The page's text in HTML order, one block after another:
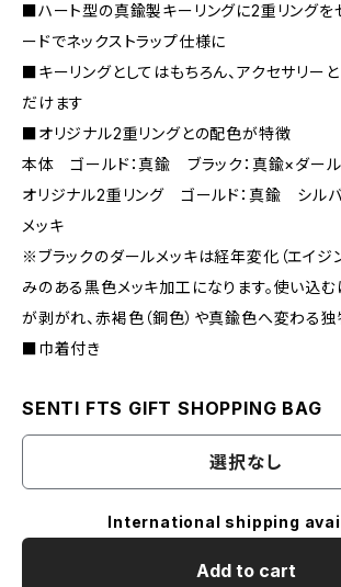
■ハート型の真鍮製キーリングに2重リングを
ードでネックストラップ仕様に
■キーリングとしてはもちろん、アクセサリー
だけます
■オリジナル2重リングとの配色が特徴
本体 ゴールド：真鍮 ブラック：真鍮×ダー
オリジナル2重リング ゴールド：真鍮 シル
メッキ
※ブラックのダールメッキは経年変化（エイジ
みのある黒色メッキ加工になります。使い込
が剥がれ、赤褐色（銅色）や真鍮色へ変わる
■巾着付き
SENTI FTS GIFT SHOPPING BAG
選択なし
International shipping
Add to cart